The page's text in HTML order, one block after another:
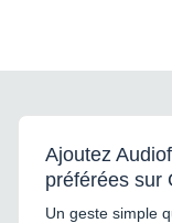
Ajoutez
préférées sur
Un geste simple